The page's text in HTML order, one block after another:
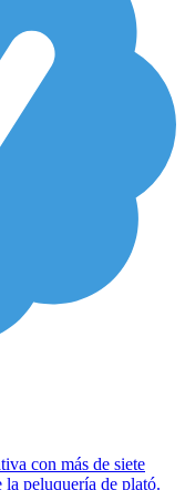
con más de siete
la peluquería de plató.